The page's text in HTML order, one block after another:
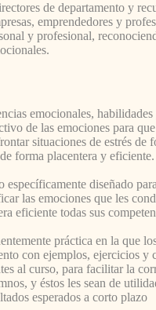
de departamento y
emprendedores y
y profesional,
emocionales,
de las emociones para
situaciones de estrés de
forma placentera y eficiente.
diseñado
las emociones que les
eficiente todas sus
práctica en la que
con ejemplos, ejercicios y
al curso, para facilitar la
y éstos les sean de
esperados a corto plazo